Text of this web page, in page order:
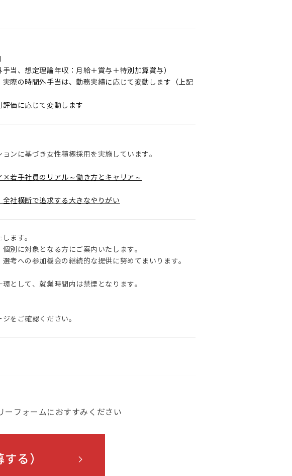
当、想定理論年収：月給＋賞与＋特別加算賞与）
際の時間外手当は、勤務実績に応じて変動します（上記
価に応じて変動します
ンに基づき女性積極採用を実施しています。
若手社員のリアル～働き方とキャリア～
社横断で追求する大きなやりがい
ます。
別に対象となる方にご案内いたします。
考への参加機会の継続的な提供に努めてまいります。
環として、就業時間内は禁煙となります。
ジをご確認ください。
ーフォームにおすすみください
る）